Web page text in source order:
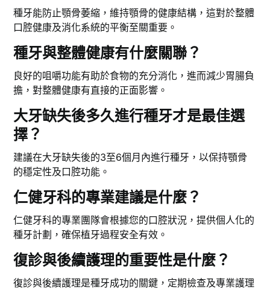
種牙能防止顎骨萎縮，維持顎骨的健康結構，這對於整體
口腔健康及消化系統的平衡至關重要。
種牙與整體健康有什麼關聯？
良好的咀嚼功能有助於食物的充分消化，進而減少胃腸負
擔，對整體健康有直接的正面影響。
大牙缺失後多久進行種牙才是最佳選
擇？
建議在大牙缺失後的3至6個月內進行種牙，以保持顎骨
的穩定性及口腔功能。
仁健牙科的專業建議是什麼？
仁健牙科的專業團隊會根據您的口腔狀況，提供個人化的
種牙計劃，確保植牙過程安全有效。
復診與後續護理的重要性是什麼？
復診與後續護理是種牙成功的關鍵，定期檢查及專業護理